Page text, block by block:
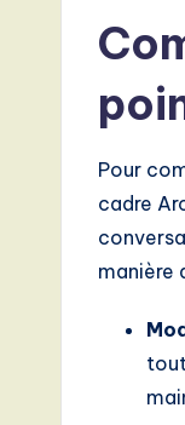
ft
w
Pour
cadre
manière